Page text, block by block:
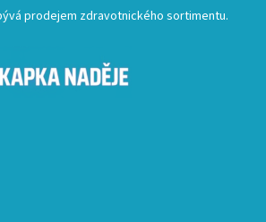
prodejem zdravotnického sortimentu.